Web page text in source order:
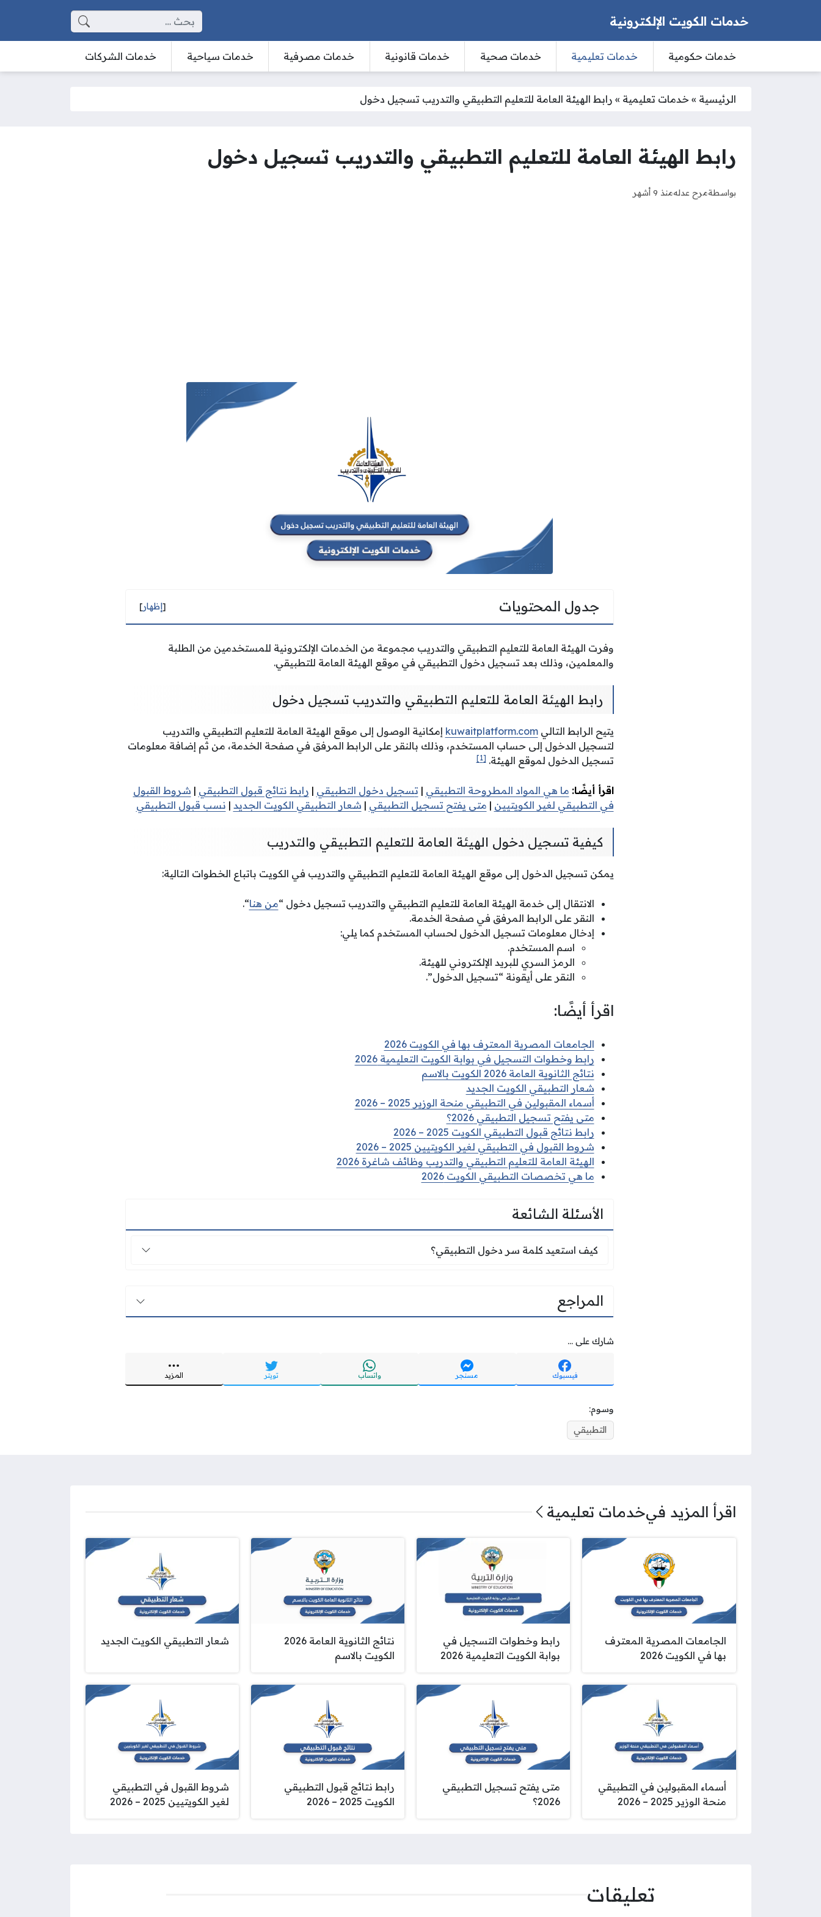
خدمات الكويت الإلكترونية البحث عن:
خدمات حكومية خدمات تعليمية خدمات صحية خدمات قانونية خدمات مصرفية خدمات سياحية خدمات الشركات
الرئيسية » خدمات تعليمية » رابط الهيئة العامة للتعليم التطبيقي والتدريب تسجيل دخول
رابط الهيئة العامة للتعليم التطبيقي والتدريب تسجيل دخول
بواسطةمرح عدلهمنذ 9 أشهر
جدول المحتويات [إظهار]
وفرت الهيئة العامة للتعليم التطبيقي والتدريب مجموعة من الخدمات الإلكترونية للمستخدمين من الطلبة
والمعلمين، وذلك بعد تسجيل دخول التطبيقي في موقع الهيئة العامة للتطبيقي.
رابط الهيئة العامة للتعليم التطبيقي والتدريب تسجيل دخول
يتيح الرابط التاليkuwaitplatform.com إمكانية الوصول إلى موقع الهيئة العامة للتعليم التطبيقي والتدريب
لتسجيل الدخول إلى حساب المستخدم، وذلك بالنقر على الرابط المرفق في صفحة الخدمة، من ثم إضافة معلومات
تسجيل الدخول لموقع الهيئة.[1]
اقرأ أيضًا: ما هي المواد المطروحة التطبيقي | تسجيل دخول التطبيقي | رابط نتائج قبول التطبيقي | شروط القبول
في التطبيقي لغير الكويتيين | متى يفتح تسجيل التطبيقي | شعار التطبيقي الكويت الجديد | نسب قبول التطبيقي
كيفية تسجيل دخول الهيئة العامة للتعليم التطبيقي والتدريب
يمكن تسجيل الدخول إلى موقع الهيئة العامة للتعليم التطبيقي والتدريب في الكويت باتباع الخطوات التالية:
الانتقال إلى خدمة الهيئة العامة للتعليم التطبيقي والتدريب تسجيل دخول “من هنا“.
النقر على الرابط المرفق في صفحة الخدمة.
إدخال معلومات تسجيل الدخول لحساب المستخدم كما يلي:
اسم المستخدم.
الرمز السري للبريد الإلكتروني للهيئة.
النقر على أيقونة “تسجيل الدخول”.
اقرأ أيضًا:
الجامعات المصرية المعترف بها في الكويت 2026
رابط وخطوات التسجيل في بوابة الكويت التعليمية 2026
نتائج الثانوية العامة 2026 الكويت بالاسم
شعار التطبيقي الكويت الجديد
أسماء المقبولين في التطبيقي منحة الوزير 2025 – 2026
متى يفتح تسجيل التطبيقي 2026؟
رابط نتائج قبول التطبيقي الكويت 2025 – 2026
شروط القبول في التطبيقي لغير الكويتيين 2025 – 2026
الهيئة العامة للتعليم التطبيقي والتدريب وظائف شاغرة 2026
ما هي تخصصات التطبيقي الكويت 2026
الأسئلة الشائعة
كيف استعيد كلمة سر دخول التطبيقي؟
كيف استعيد كلمة سر دخول التطبيقي؟
المراجع
شارك على ...
فيسبوك مسنجر واتساب تويتر المزيد
وسوم:
التطبيقي
اقرأ المزيد فيخدمات تعليمية
الجامعات المصرية المعترف
بها في الكويت 2026
رابط وخطوات التسجيل في
بوابة الكويت التعليمية 2026
نتائج الثانوية العامة 2026
الكويت بالاسم
شعار التطبيقي الكويت الجديد
أسماء المقبولين في التطبيقي
منحة الوزير 2025 – 2026
متى يفتح تسجيل التطبيقي
2026؟
رابط نتائج قبول التطبيقي
الكويت 2025 – 2026
شروط القبول في التطبيقي
لغير الكويتيين 2025 – 2026
تعليقات